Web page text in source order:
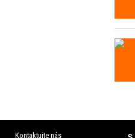
Kontaktujte nás